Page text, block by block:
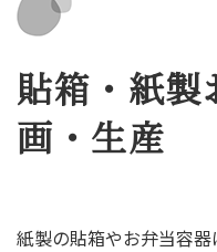
貼箱・紙
画・生産
紙製の貼箱やお弁当容